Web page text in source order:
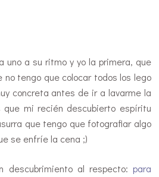
uno a su ritmo y yo la primera, que
tengo que colocar todos los lego
concreta antes de ir a lavarme la
mi recién descubierto espíritu
que tengo que fotografiar algo
se enfríe la cena ;)
descubrimiento al respecto: para